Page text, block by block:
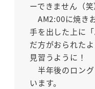
ーできません（笑
AM2:00に焼き
手を出した上に
だ方がおられた
見習うように！
半年後のロン
います。